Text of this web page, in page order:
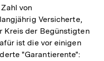
von
Versicherte,
Kreis der Begünstigten
ist die vor einigen
"Garantierente":